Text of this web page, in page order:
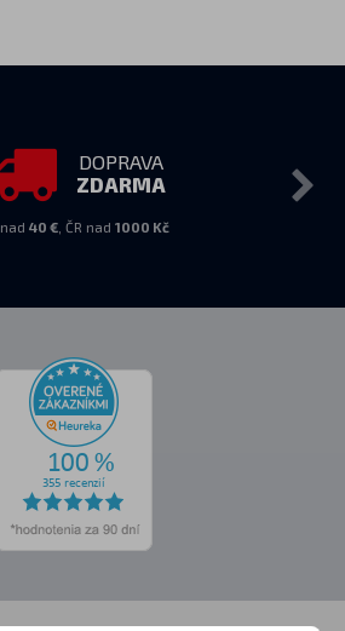
DOPRAVA
ZDARMA
40 €, ČR nad 1000 Kč